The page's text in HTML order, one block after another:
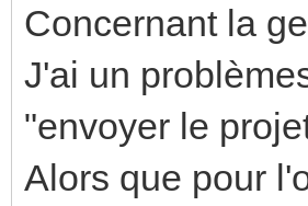
Concernant la
J'ai un
"envoyer le
Alors que pour